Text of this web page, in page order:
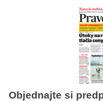
Objednajte si